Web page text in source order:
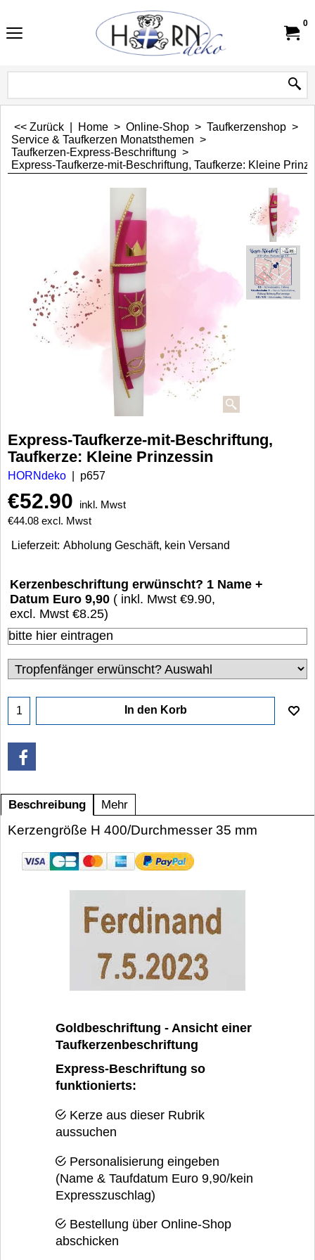
0
<< Zurück Home > Online-Shop > Taufkerzenshop >
Service & Taufkerzen Monatsthemen >
Taufkerzen-Express-Beschriftung >
Express-Taufkerze-mit-Beschriftung, Taufkerze: Kleine
Express-Taufkerze-mit-Beschriftung,
Taufkerze: Kleine Prinzessin
HORNdeko p657
€52.90
inkl. Mwst
€44.08 excl. Mwst
Lieferzeit: Abholung Geschäft, kein Versand
Kerzenbeschriftung erwünscht? 1 Name +
Datum Euro 9,90 ( inkl. Mwst €9.90,
excl. Mwst €8.25)
In den Korb
Beschreibung Mehr
Kerzengröße H 400/Durchmesser 35 mm
Goldbeschriftung - Ansicht einer
Taufkerzenbeschriftung
Express-Beschriftung so
funktionierts:
Kerze aus dieser Rubrik
aussuchen
Personalisierung eingeben
(Name & Taufdatum Euro 9,90/kein
Expresszuschlag)
Bestellung über Online-Shop
abschicken